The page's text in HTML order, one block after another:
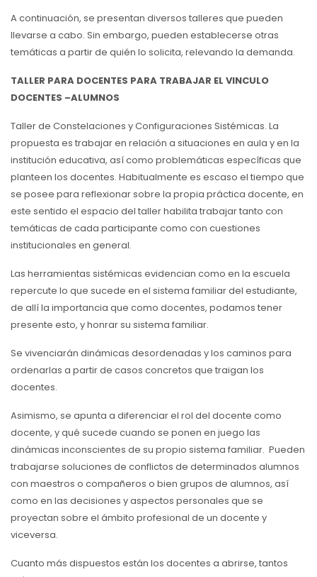
A continuación, se presentan diversos talleres que pueden
llevarse a cabo. Sin embargo, pueden establecerse otras
temáticas a partir de quién lo solicita, relevando la demanda.
TALLER PARA DOCENTES PARA TRABAJAR EL VINCULO
DOCENTES –ALUMNOS
Taller de Constelaciones y Configuraciones Sistémicas. La
propuesta es trabajar en relación a situaciones en aula y en la
institución educativa, así como problemáticas específicas que
planteen los docentes. Habitualmente es escaso el tiempo que
se posee para reflexionar sobre la propia práctica docente, en
este sentido el espacio del taller habilita trabajar tanto con
temáticas de cada participante como con cuestiones
institucionales en general.
Las herramientas sistémicas evidencian como en la escuela
repercute lo que sucede en el sistema familiar del estudiante,
de allí la importancia que como docentes, podamos tener
presente esto, y honrar su sistema familiar.
Se vivenciarán dinámicas desordenadas y los caminos para
ordenarlas a partir de casos concretos que traigan los
docentes.
Asimismo, se apunta a diferenciar el rol del docente como
docente, y qué sucede cuando se ponen en juego las
dinámicas inconscientes de su propio sistema familiar. Pueden
trabajarse soluciones de conflictos de determinados alumnos
con maestros o compañeros o bien grupos de alumnos, así
como en las decisiones y aspectos personales que se
proyectan sobre el ámbito profesional de un docente y
viceversa.
Cuanto más dispuestos están los docentes a abrirse, tantos